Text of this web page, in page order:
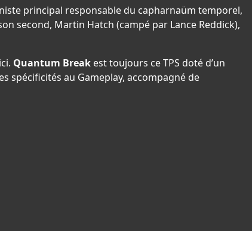
principal responsable du capharnaüm temporel,
second, Martin Hatch (campé par Lance Reddick),
Quantum Break est toujours ce TPS doté d’un
spécificités au Gameplay, accompagné de